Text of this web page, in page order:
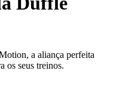
a aliança perfeita
os seus treinos.